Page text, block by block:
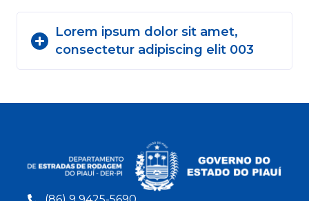
Lorem ipsum dolor sit amet,
consectetur adipiscing elit 003